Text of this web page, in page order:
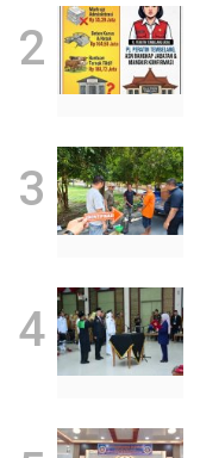
2
3
4